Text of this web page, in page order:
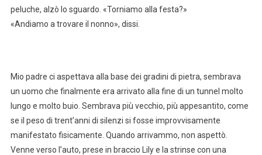
peluche, alzò lo sguardo. «Torniamo alla festa?»
«Andiamo a trovare il nonno», dissi.
Mio padre ci aspettava alla base dei gradini di pietra, sembrava
un uomo che finalmente era arrivato alla fine di un tunnel molto
lungo e molto buio. Sembrava più vecchio, più appesantito, come
se il peso di trent’anni di silenzi si fosse improvvisamente
manifestato fisicamente. Quando arrivammo, non aspettò.
Venne verso l’auto, prese in braccio Lily e la strinse con una